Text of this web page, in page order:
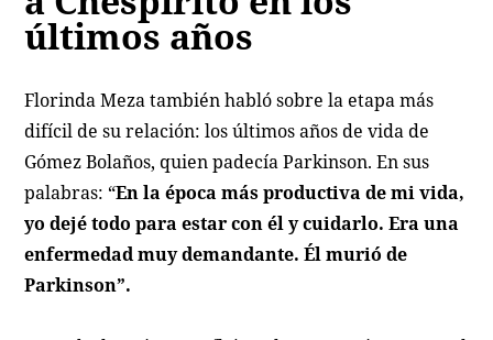
últimos años
Florinda Meza también habló sobre la etapa más
difícil de su relación: los últimos años de vida de
Gómez Bolaños, quien padecía Parkinson. En sus
palabras: “En la época más productiva de mi vida,
yo dejé todo para estar con él y cuidarlo. Era una
enfermedad muy demandante. Él murió de
Parkinson”.